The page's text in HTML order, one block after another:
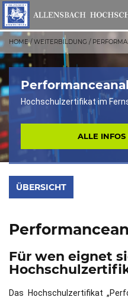
HOME/WEITERBILDUNG /
Hochschulzertifikat im
ALLE
ÜBERSICHT
Für wen eignet
Das Hochschulzertifikat